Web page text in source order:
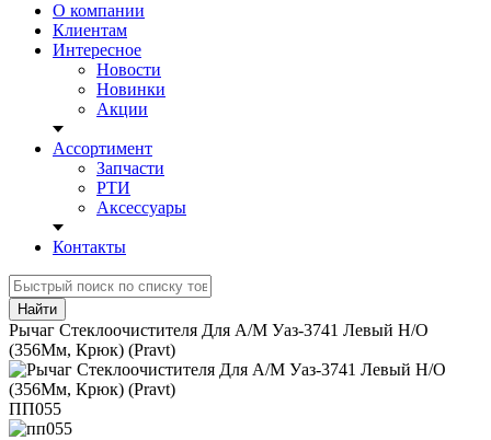
О компании
Клиентам
Интересное
Новости
Новинки
Акции
Ассортимент
Запчасти
РТИ
Аксессуары
Контакты
Найти
Рычаг Стеклоочистителя Для А/М Уаз-3741 Левый Н/О
(356Мм, Крюк) (Pravt)
ПП055